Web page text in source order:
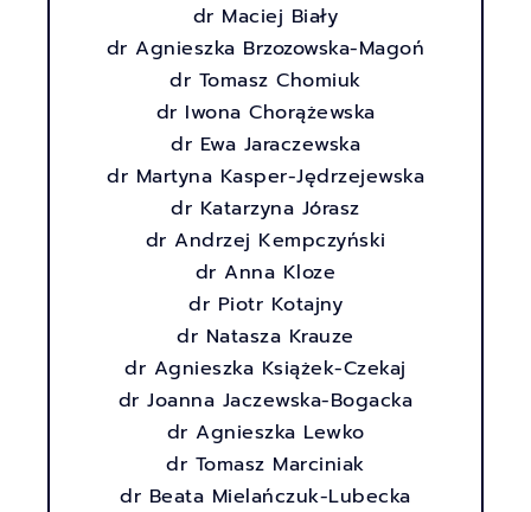
dr Maciej Biały
dr Agnieszka Brzozowska-Magoń
dr Tomasz Chomiuk
dr Iwona Chorążewska
dr Ewa Jaraczewska
dr Martyna Kasper-Jędrzejewska
dr Katarzyna Jórasz
dr Andrzej Kempczyński
dr Anna Kloze
dr Piotr Kotajny
dr Natasza Krauze
dr Agnieszka Książek-Czekaj
dr Joanna Jaczewska-Bogacka
dr Agnieszka Lewko
dr Tomasz Marciniak
dr Beata Mielańczuk-Lubecka
HOME
ABOUT THE CONFERENCE
SPEAKERS
SCHEDULES